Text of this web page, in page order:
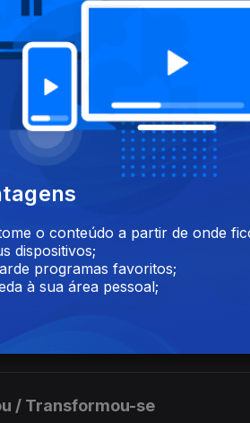
de mais tornam-se aborrecidas.
demais tornam-se aborrecidas.
Duarte Tavares
ganhada
ou «Tinha a etapa ganhada»? A
as operações financeiras, foi avalida
não é um erro? A explicação é da
/ Transformou-se
o conteúdo a partir de onde
dispositivos;
programas favoritos;
à sua área pessoal;